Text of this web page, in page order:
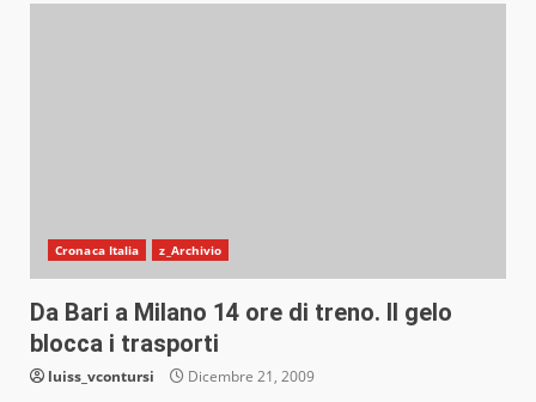
Cronaca Italia z_Archivio
Da Bari a Milano 14 ore di treno. Il gelo
blocca i trasporti
luiss_vcontursi Dicembre 21, 2009